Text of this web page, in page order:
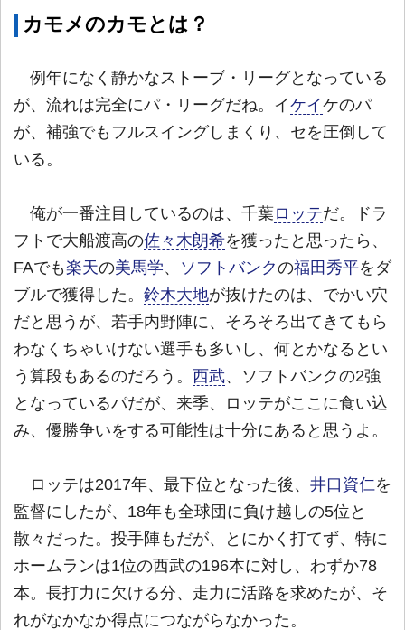
カモメのカモとは？
例年になく静かなストーブ・リーグとなっている
が、流れは完全にパ・リーグだね。イケイケのパ
が、補強でもフルスイングしまくり、セを圧倒して
いる。
俺が一番注目しているのは、千葉ロッテだ。ドラ
フトで大船渡高の佐々木朗希を獲ったと思ったら、
FAでも楽天の美馬学、 ソフトバンクの福田秀平をダ
ブルで獲得した。 鈴木大地が抜けたのは、でかい穴
だと思うが、若手内野陣に、そろそろ出てきてもら
わなくちゃいけない選手も多いし、何とかなるとい
う算段もあるのだろう。 西武、ソフトバンクの2強
となっているパだが、来季、ロッテがここに食い込
み、優勝争いをする可能性は十分にあると思うよ。
ロッテは2017年、最下位となった後、 井口資仁を
監督にしたが、18年も全球団に負け越しの5位と
散々だった。投手陣もだが、とにかく打てず、特に
ホームランは1位の西武の196本に対し、わずか78
本。長打力に欠ける分、走力に活路を求めたが、そ
れがなかなか得点につながらなかった。